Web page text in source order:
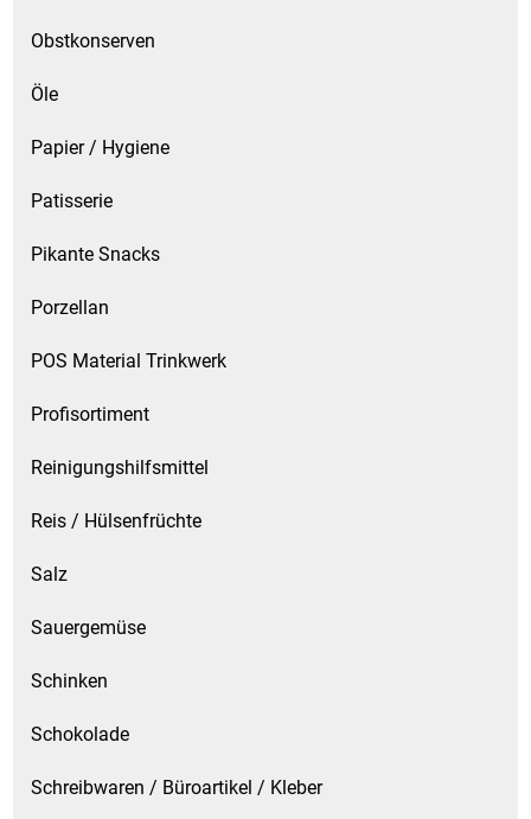
Obstkonserven
Öle
Papier / Hygiene
Patisserie
Pikante Snacks
Porzellan
POS Material Trinkwerk
Profisortiment
Reinigungshilfsmittel
Reis / Hülsenfrüchte
Salz
Sauergemüse
Schinken
Schokolade
Schreibwaren / Büroartikel / Kleber